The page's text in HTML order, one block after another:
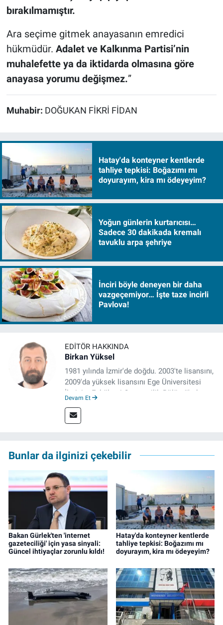
bırakılmamıştır.
Ara seçime gitmek anayasanın emredici
hükmüdür. Adalet ve Kalkınma Partisi’nin
muhalefette ya da iktidarda olmasına göre
anayasa yorumu değişmez.”
Muhabir: DOĞUKAN FİKRİ FİDAN
Hatay'da konteyner kentlerde
tahliye tepkisi: Boğazımı mı
doyurayım, kira mı ödeyeyim?
Yoğun günlerin kurtarıcısı…
Sadece 30 dakikada kremalı
tavuklu arpa şehriye
İnciri böyle deneyen bir daha
vazgeçemiyor… İşte taze incirli
Pavlova!
EDITÖR HAKKINDA
Birkan Yüksel
1981 yılında İzmir'de doğdu. 2003'te lisansını,
2009'da yüksek lisansını Ege Üniversitesi
İletişim Fakültesi Gazetecilik Bölümü'nde
tezinden hareketle yazdığı "İdeoloji ve
Gündelik Hayatta Milliyetçilik" adlı kitabı,
ve editör olarak görev yapmaktadır.
Devam Et
Bunlar da ilginizi çekebilir
Bakan Gürlek'ten 'internet
gazeteciliği' için yasa sinyali:
Güncel ihtiyaçlar zorunlu kıldı!
Hatay'da konteyner kentlerde
tahliye tepkisi: Boğazımı mı
doyurayım, kira mı ödeyeyim?